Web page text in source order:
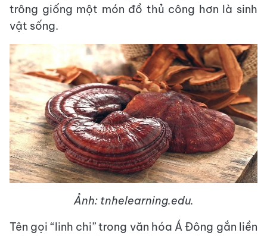
trông giống một món đồ thủ công hơn là sinh
vật sống.
Ảnh: tnhelearning.edu.
Tên gọi “linh chi” trong văn hóa Á Đông gắn liền